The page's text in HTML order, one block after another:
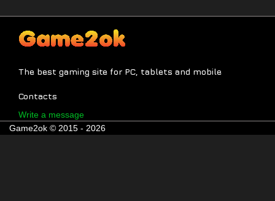
The best gaming site for PC, tablets and mobile
Contacts
Write a message
Game2ok © 2015 - 2026